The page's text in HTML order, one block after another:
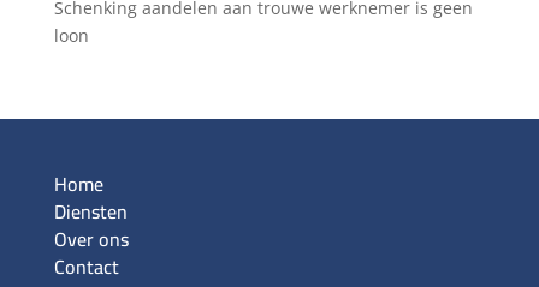
Schenking aandelen aan trouwe werknemer is geen
loon
Home
Diensten
Over ons
Contact